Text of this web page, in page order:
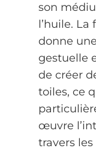
son
l’huile.
donne
gestuelle
de créer
toiles, ce
œuvre
travers